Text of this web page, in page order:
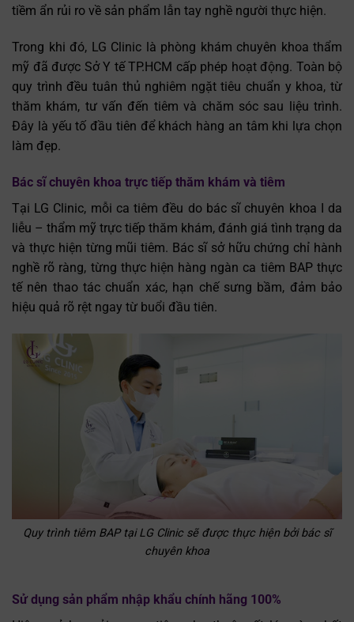
tiềm ẩn rủi ro về sản phẩm lẫn tay nghề người thực hiện.
Trong khi đó, LG Clinic là phòng khám chuyên khoa thẩm
mỹ đã được Sở Y tế TP.HCM cấp phép hoạt động. Toàn bộ
quy trình đều tuân thủ nghiêm ngặt tiêu chuẩn y khoa, từ
thăm khám, tư vấn đến tiêm và chăm sóc sau liệu trình.
Đây là yếu tố đầu tiên để khách hàng an tâm khi lựa chọn
làm đẹp.
Bác sĩ chuyên khoa trực tiếp thăm khám và tiêm
Tại LG Clinic, mỗi ca tiêm đều do bác sĩ chuyên khoa I da
liễu – thẩm mỹ trực tiếp thăm khám, đánh giá tình trạng da
và thực hiện từng mũi tiêm. Bác sĩ sở hữu chứng chỉ hành
nghề rõ ràng, từng thực hiện hàng ngàn ca tiêm BAP thực
tế nên thao tác chuẩn xác, hạn chế sưng bầm, đảm bảo
hiệu quả rõ rệt ngay từ buổi đầu tiên.
Quy trình tiêm BAP tại LG Clinic sẽ được thực hiện bởi bác sĩ
chuyên khoa
Sử dụng sản phẩm nhập khẩu chính hãng 100%